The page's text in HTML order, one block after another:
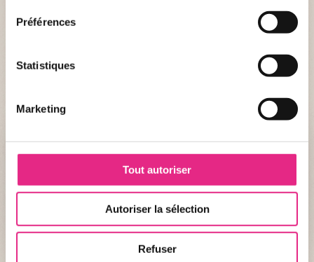
Préférences
Statistiques
Marketing
Tout autoriser
Autoriser la sélection
Refuser
femelle et d'un pied mâle pour se reproduire. Il arrive parfois qu'il soit
monoïque et il pourra se propager seul. Les fruits qui contiennent la
propagation et il sera difficile de le contrôler dans certaines régions. Il
a été déclaré comme « plante envahissante » dans plusieurs pays. Il
Le saviez-vous ?
Les fibres de mon stipe (tronc) sont utilisées pour
confectionner des brosses, des cordes, des
vêtements, rembourrer des matelas etc ... Le bois
de mon stipe peut aussi servir de poteau et mes
fleurs sont mangées comme des légumes.